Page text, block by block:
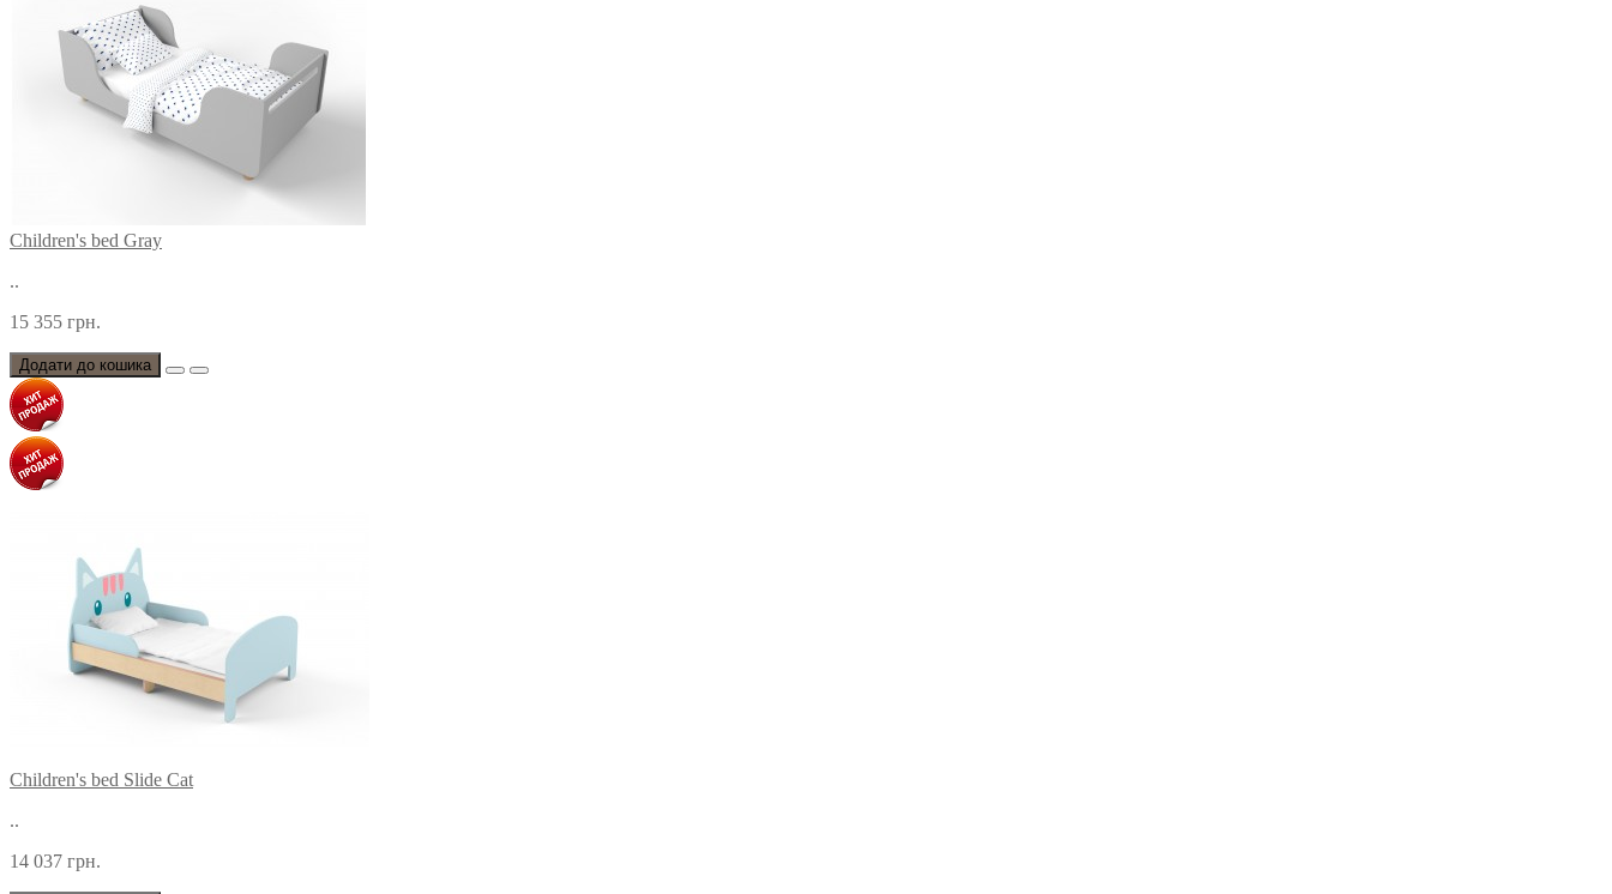
Children's bed Gray
..
15 355 грн.
Додати до кошика
Children's bed Slide Cat
..
14 037 грн.